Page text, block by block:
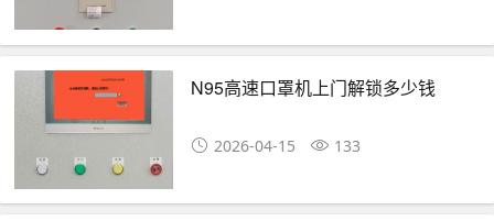
N95高速口罩机上门解锁多少钱
2026-04-15 133